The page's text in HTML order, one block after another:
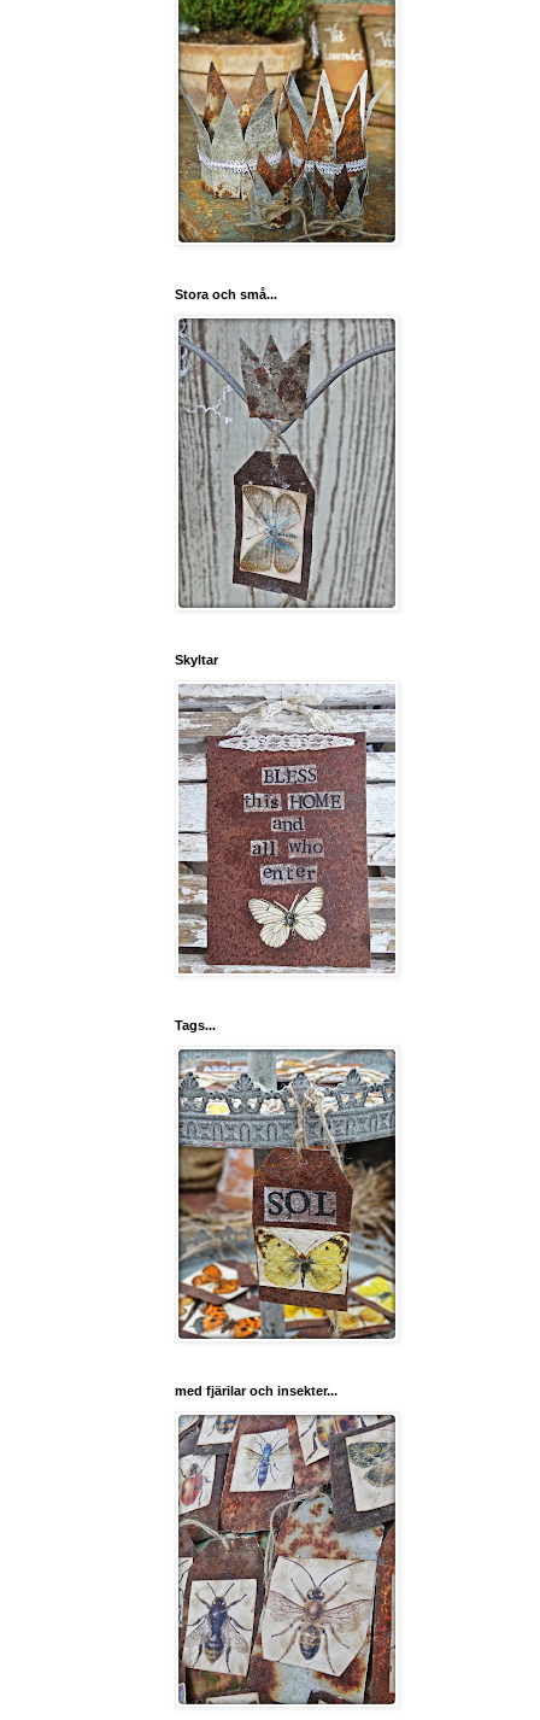
Stora och små...
Skyltar
Tags...
med fjärilar och insekter...